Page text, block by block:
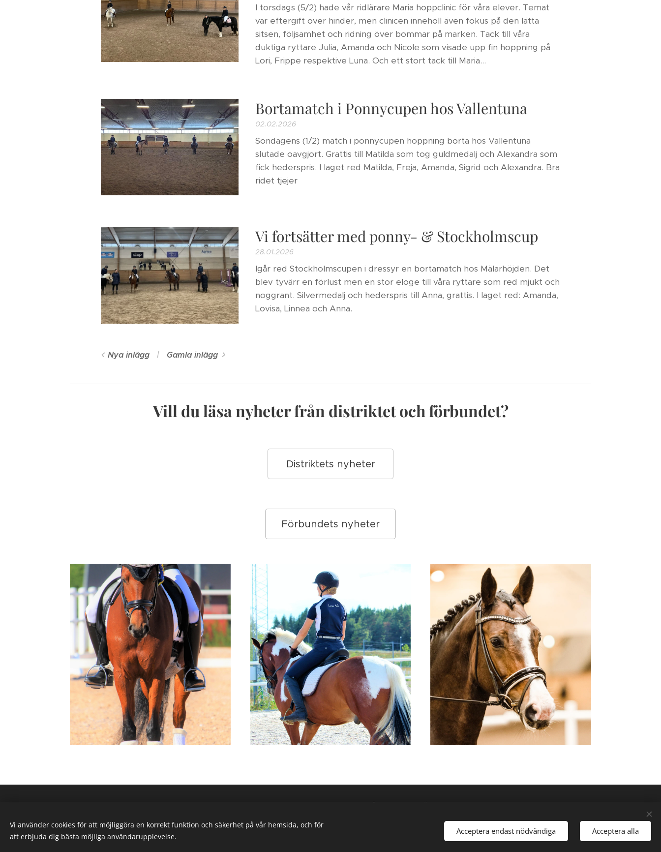
I torsdags (5/2) hade vår ridlärare Maria hoppclinic för våra elever. Temat
var eftergift över hinder, men clinicen innehöll även fokus på den lätta
sitsen, följsamhet och ridning över bommar på marken. Tack till våra
duktiga ryttare Julia, Amanda och Nicole som visade upp fin hoppning på
Lori, Frippe respektive Luna. Och ett stort tack till Maria...
Bortamatch i Ponnycupen hos Vallentuna
02.02.2026
Söndagens (1/2) match i ponnycupen hoppning borta hos Vallentuna
slutade oavgjort. Grattis till Matilda som tog guldmedalj och Alexandra som
fick hederspris. I laget red Matilda, Freja, Amanda, Sigrid och Alexandra. Bra
ridet tjejer 👏🏻🐴🥰
Vi fortsätter med ponny- & Stockholmscup
28.01.2026
Igår red Stockholmscupen i dressyr en bortamatch hos Mälarhöjden. Det
blev tyvärr en förlust men en stor eloge till våra ryttare som red mjukt och
noggrant. Silvermedalj och hederspris till Anna, grattis. I laget red: Amanda,
Lovisa, Linnea och Anna.
Nya inlägg Gamla inlägg
Vill du läsa nyheter från distriktet och förbundet?
Distriktets nyheter
Förbundets nyheter
Karby Ridanläggning drivs av Ryttarcenter i Täby AB på uppdrag av
Täby Kommun.
Efraimsbergsvägen 7, 187 75 Täby
Vi använder cookies för att möjliggöra en korrekt funktion och säkerhet på vår hemsida, och för
att erbjuda dig bästa möjliga användarupplevelse.
Acceptera endast nödvändiga Acceptera alla